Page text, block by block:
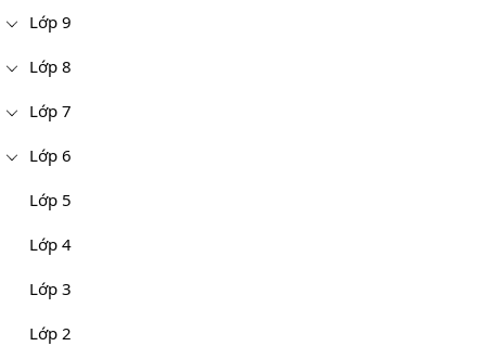
Lớp 9
Lớp 8
Lớp 7
Lớp 6
Lớp 5
Lớp 4
Lớp 3
Lớp 2